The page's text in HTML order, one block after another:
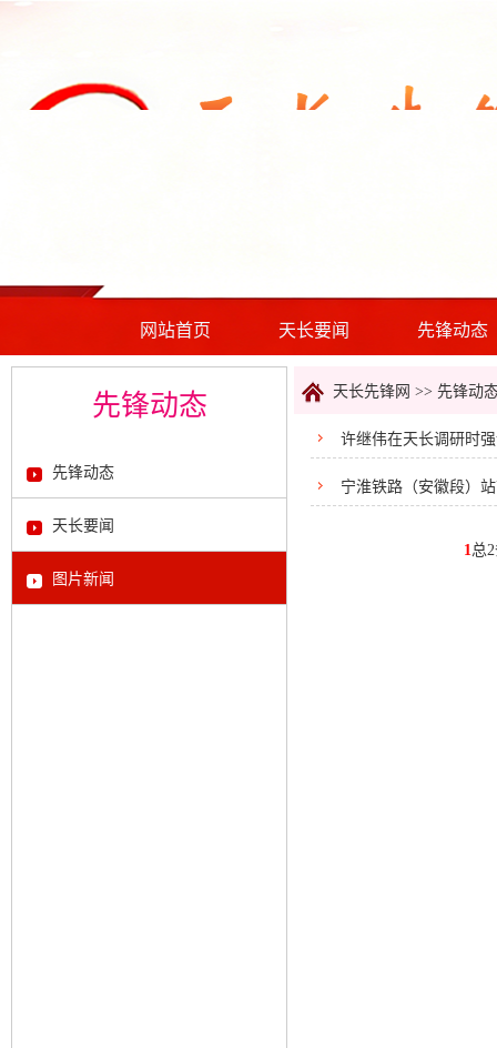
网站首页 天长要闻 先锋动态
先锋动态
先锋动态
天长要闻
图片新闻
天长先锋网 >> 先锋动
许继伟在天长调研时
后劲 大力度实举措守
宁淮铁路（安徽段）
总
1